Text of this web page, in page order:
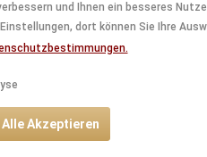
Blockflöten
nicht anders beschrieben.
und Ihnen ein besseres
dort können Sie Ihre
Alle Akzeptieren